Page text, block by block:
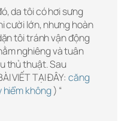
da tôi có hơi sưng
cười lớn, nhưng hoàn
tôi tránh vận động
nghiêng và tuân
thủ thuật. Sau
VIẾT TẠI ĐÂY: căng
hiểm không) “